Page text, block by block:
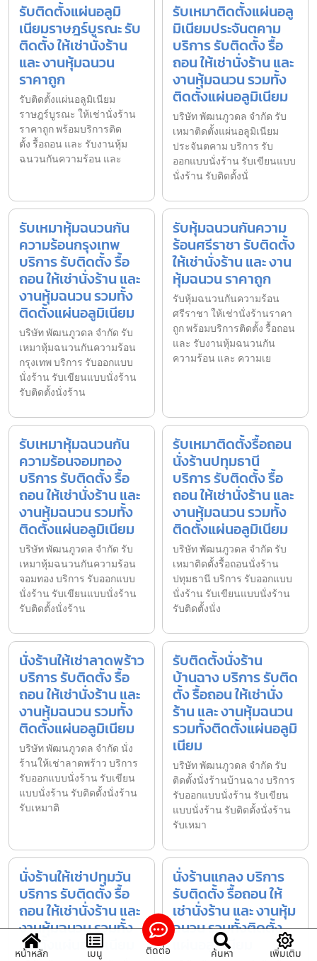
รับติดตั้งแผ่นอลูมิ
เนียมราษฎร์บูรณะ รับ
ติดตั้ง ให้เช่านั่งร้าน
และ งานหุ้มฉนวน
ราคาถูก
รับติดตั้งแผ่นอลูมิเนียม
ราษฎร์บูรณะ ให้เช่านั่งร้าน
ราคาถูก พร้อมบริการติด
ตั้ง รื้อถอน และ รับงานหุ้ม
ฉนวนกันความร้อน และ
รับเหมาติดตั้งแผ่นอลู
มิเนียมประจันตคาม
บริการ รับติดตั้ง รื้อ
ถอน ให้เช่านั่งร้าน และ
งานหุ้มฉนวน รวมทั้ง
ติดตั้งแผ่นอลูมิเนียม
บริษัท พัฒนภูวดล จำกัด รับ
เหมาติดตั้งแผ่นอลูมิเนียม
ประจันตคาม บริการ รับ
ออกแบบนั่งร้าน รับเขียนแบบ
นั่งร้าน รับติดตั้งนั่
รับเหมาหุ้มฉนวนกัน
ความร้อนกรุงเทพ
บริการ รับติดตั้ง รื้อ
ถอน ให้เช่านั่งร้าน และ
งานหุ้มฉนวน รวมทั้ง
ติดตั้งแผ่นอลูมิเนียม
บริษัท พัฒนภูวดล จำกัด รับ
เหมาหุ้มฉนวนกันความร้อน
กรุงเทพ บริการ รับออกแบบ
นั่งร้าน รับเขียนแบบนั่งร้าน
รับติดตั้งนั่งร้าน
รับหุ้มฉนวนกันความ
ร้อนศรีราชา รับติดตั้ง
ให้เช่านั่งร้าน และ งาน
หุ้มฉนวน ราคาถูก
รับหุ้มฉนวนกันความร้อน
ศรีราชา ให้เช่านั่งร้านราคา
ถูก พร้อมบริการติดตั้ง รื้อถอน
และ รับงานหุ้มฉนวนกัน
ความร้อน และ ความเย
รับเหมาหุ้มฉนวนกัน
ความร้อนจอมทอง
บริการ รับติดตั้ง รื้อ
ถอน ให้เช่านั่งร้าน และ
งานหุ้มฉนวน รวมทั้ง
ติดตั้งแผ่นอลูมิเนียม
บริษัท พัฒนภูวดล จำกัด รับ
เหมาหุ้มฉนวนกันความร้อน
จอมทอง บริการ รับออกแบบ
นั่งร้าน รับเขียนแบบนั่งร้าน
รับติดตั้งนั่งร้าน
รับเหมาติดตั้งรื้อถอน
นั่งร้านปทุมธานี
บริการ รับติดตั้ง รื้อ
ถอน ให้เช่านั่งร้าน และ
งานหุ้มฉนวน รวมทั้ง
ติดตั้งแผ่นอลูมิเนียม
บริษัท พัฒนภูวดล จำกัด รับ
เหมาติดตั้งรื้อถอนนั่งร้าน
ปทุมธานี บริการ รับออกแบบ
นั่งร้าน รับเขียนแบบนั่งร้าน
รับติดตั้งนั่ง
นั่งร้านให้เช่าลาดพร้าว
บริการ รับติดตั้ง รื้อ
ถอน ให้เช่านั่งร้าน และ
งานหุ้มฉนวน รวมทั้ง
ติดตั้งแผ่นอลูมิเนียม
บริษัท พัฒนภูวดล จำกัด นั่ง
ร้านให้เช่าลาดพร้าว บริการ
รับออกแบบนั่งร้าน รับเขียน
แบบนั่งร้าน รับติดตั้งนั่งร้าน
รับเหมาติ
รับติดตั้งนั่งร้าน
บ้านฉาง บริการ รับติด
ตั้ง รื้อถอน ให้เช่านั่ง
ร้าน และ งานหุ้มฉนวน
รวมทั้งติดตั้งแผ่นอลูมิ
เนียม
บริษัท พัฒนภูวดล จำกัด รับ
ติดตั้งนั่งร้านบ้านฉาง บริการ
รับออกแบบนั่งร้าน รับเขียน
แบบนั่งร้าน รับติดตั้งนั่งร้าน
รับเหมา
นั่งร้านให้เช่าปทุมวัน
บริการ รับติดตั้ง รื้อ
ถอน ให้เช่านั่งร้าน และ
งานหุ้มฉนวน รวมทั้ง
ติดตั้งแผ่นอลูมิเนียม
นั่งร้านแกลง บริการ
รับติดตั้ง รื้อถอน ให้
เช่านั่งร้าน และ งานหุ้ม
ฉนวน รวมทั้งติดตั้ง
แผ่นอลูมิเนียม
หน้าหลัก เมนู ติดต่อ ค้นหา เพิ่มเติม